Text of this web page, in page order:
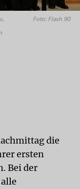
Foto: Flash 90
die
ersten
Bei der